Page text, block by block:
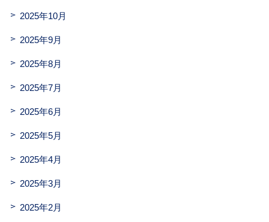
2025年10月
2025年9月
2025年8月
2025年7月
2025年6月
2025年5月
2025年4月
2025年3月
2025年2月